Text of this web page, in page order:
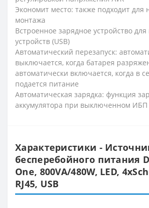
Экономит место: также подходит для
монтажа
Встроенное зарядное устройство
устройств (USB)
Автоматический перезапуск:
выключается, когда батарея
автоматически включается, когда в
подается питание
Автоматическая зарядка: функция
аккумулятора при выключенном ИБП
Характеристики -
бесперебойного питания
One, 800VA/480W, LED,
RJ45, USB